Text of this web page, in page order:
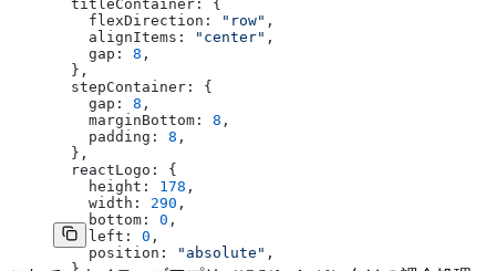
  titleContainer: {
    flexDirection:
"row" ,
    alignItems:
"center" ,
    gap:
8 ,
  },
  stepContainer: {
    gap:
8 ,
    marginBottom:
8 ,
    padding:
8 ,
  },
  reactLogo: {
    height:
178 ,
    width:
290 ,
    bottom:
0 ,
    left:
0 ,
    position:
"absolute" ,